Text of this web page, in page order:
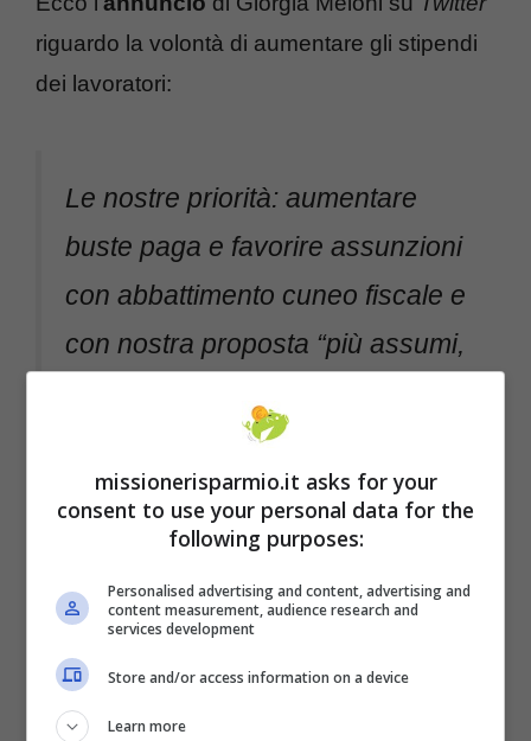
riguardo la volontà di aumentare gli stipendi
dei lavoratori:
Le nostre priorità: aumentare
buste paga e favorire assunzioni
con abbattimento cuneo fiscale e
con nostra proposta “più assumi,
uno Stato che metta in tasca i
soldi ai cittadini per stare a casa,
ma che crei condizioni per una
vita più che dignitosa
pic.twitter.com/gIwMFt1LFI
— Giorgia Meloni
missionerisparmio.it asks for your
consent to use your personal data for the
following purposes:
Personalised advertising and content, advertising and
content measurement, audience research and
services development
Store and/or access information on a device
Learn more